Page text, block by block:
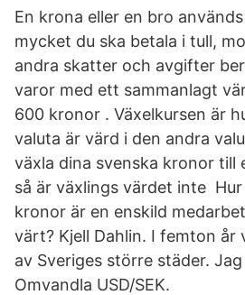
En krona eller en bro
mycket du ska betala i tull,
andra skatter och avgifter
varor med ett sammanlagt
600 kronor . Växelkursen är
valuta är värd i den andra
växla dina svenska kronor till
så är växlings värdet inte
kronor är en enskild
värt? Kjell Dahlin. I femton år
av Sveriges större städer.
Omvandla USD/SEK.